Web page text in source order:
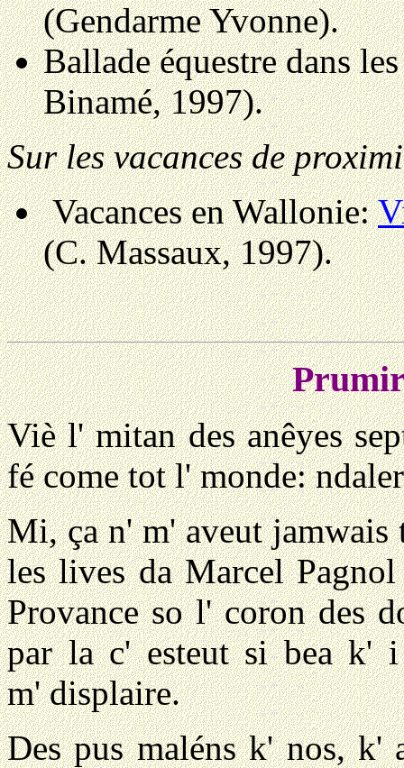
(Gendarme Yvonne).
Ballade équestre dans
Binamé, 1997).
Sur les vacances de
Vacances en Wallonie:
(C. Massaux, 1997).
Viè l' mitan des anêyes
fé come tot l' monde:
Mi, ça n' m' aveut
les lives da Marcel
Provance so l' coron des
par la c' esteut si bea k'
m' displaire.
Des pus maléns k' nos, k'